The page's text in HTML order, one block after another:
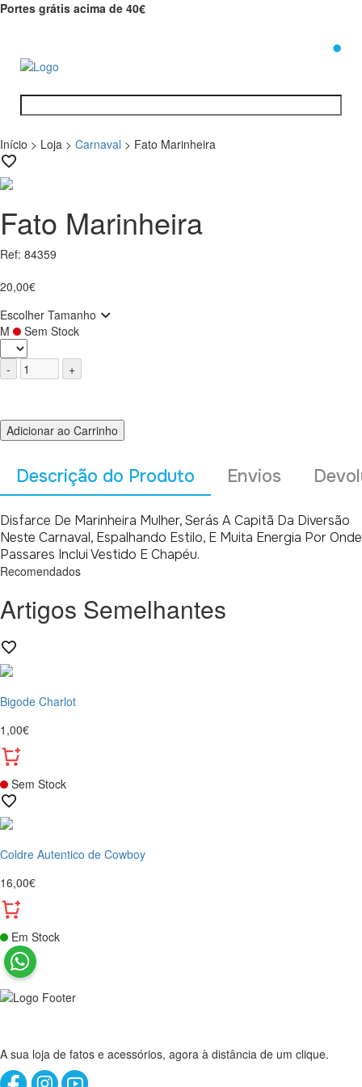
Portes grátis acima de 40€
Início > Loja > Carnaval > Fato Marinheira
Fato Marinheira
Ref: 84359
20,00€
Escolher Tamanho
M
Sem Stock
Adicionar ao Carrinho
Descrição do Produto Envios
Disfarce De Marinheira Mulher, Serás A Capitã Da Diversão
Neste Carnaval, Espalhando Estilo, E Muita Energia Por Onde
Passares Inclui Vestido E Chapéu.
Recomendados
Artigos Semelhantes
Bigode Charlot
1,00€
Sem Stock
Coldre Autentico de Cowboy
16,00€
Em Stock
A sua loja de fatos e acessórios, agora à distância de um clique.